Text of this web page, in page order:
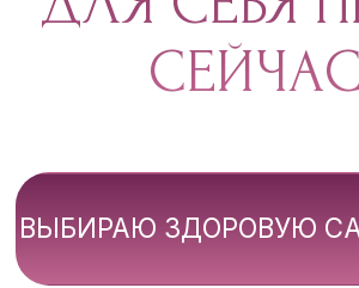
ВАС ЖДУТ НОВЫЕ ЗНАКОМСТВА,
ВСЕ ВРЕМЯ НА РЕТРИТЕ ВАС БУДЕТ
СОПРОВОЖДАТЬ АВТОР КУРСА,
КАТРИН КАШУРТ, БЕЗ КУРАТОРОВ И
С АВТОРОМ КУРСА